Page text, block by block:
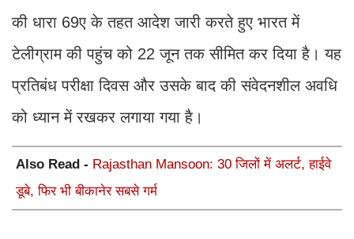
की धारा 69ए के तहत आदेश जारी करते हुए भारत में
टेलीग्राम की पहुंच को 22 जून तक सीमित कर दिया है। यह
प्रतिबंध परीक्षा दिवस और उसके बाद की संवेदनशील अवधि
को ध्यान में रखकर लगाया गया है।
Also Read - Rajasthan Mansoon: 30 जिलों में अलर्ट, हाईवे
डूबे, फिर भी बीकानेर सबसे गर्म